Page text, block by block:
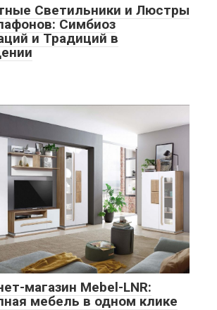
Светильники и Люстры
Симбиоз
и Традиций в
магазин Mebel-LNR:
мебель в одном клике